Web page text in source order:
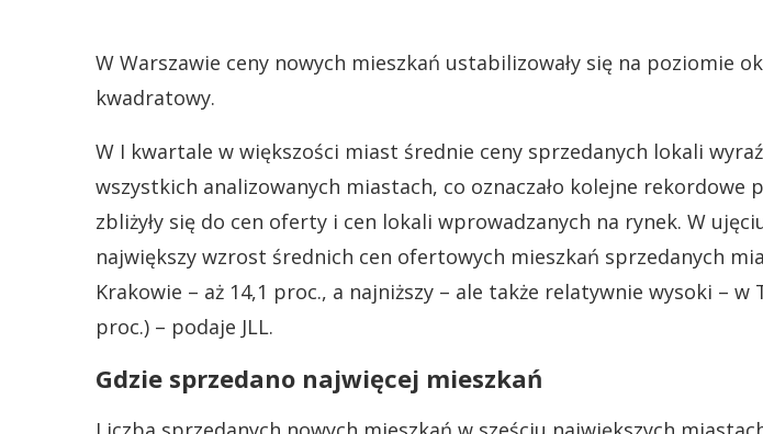
W Warszawie ceny nowych mieszkań ustabilizowały się na poziomie
kwadratowy.
W I kwartale w większości miast średnie ceny sprzedanych lokali
wszystkich analizowanych miastach, co oznaczało kolejne rekordowe
zbliżyły się do cen oferty i cen lokali wprowadzanych na rynek. W
największy wzrost średnich cen ofertowych mieszkań sprzedanych
Krakowie – aż 14,1 proc., a najniższy – ale także relatywnie wysoki – w
proc.) – podaje JLL.
Gdzie sprzedano najwięcej mieszkań